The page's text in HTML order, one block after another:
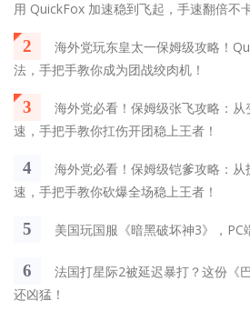
用 QuickFox 加速稳到飞起，手速翻倍不
2
海外党玩东皇太一保姆级攻略！
法，手把手教你成为团战绞肉机！
3
海外党必看！保姆级张飞攻略：
速，手把手教你扛伤开团稳上王者！
4
海外党必看！保姆级铠爹攻略：
速，手把手教你砍爆全场稳上王者！
5 美国玩国服《暗黑破坏神3》，PC
6
法国打星际2被延迟暴打？这份《
还凶猛！